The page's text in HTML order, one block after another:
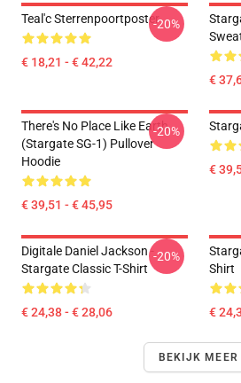
Teal'c Sterrenpoortposter
€ 18,21 - € 42,22
-20%
€
There's No Place Like Earth
(stargate SG-1) Pullover
Hoodie
€ 39,51 - € 45,95
-20%
€
Digitale Daniel Jackson -
Stargate Classic T-Shirt
€ 24,38 - € 28,06
-20%
Shirt
€
BEKIJK MEER